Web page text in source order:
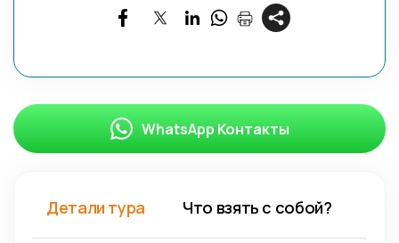
Детали тура Что взять с собой?
WhatsApp Контакты